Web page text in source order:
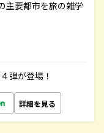
主要都市を旅の雑学
弾が登場！
詳細を見る